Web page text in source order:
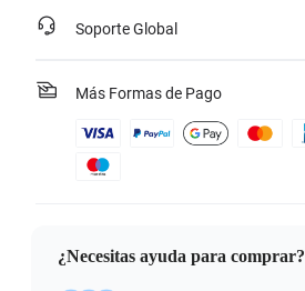
Soporte Global
Más Formas de Pago
¿Necesitas ayuda para comprar?